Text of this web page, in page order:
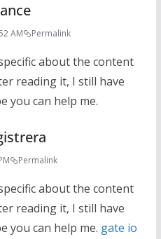
AM Permalink
about the content
reading it, I still have
you can help me.
Permalink
about the content
reading it, I still have
you can help me. gate io